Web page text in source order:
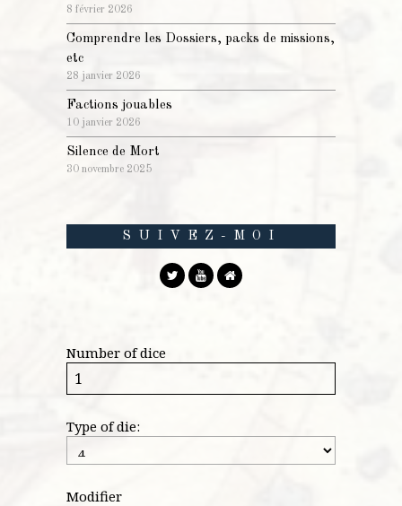
8 février 2026
Comprendre les Dossiers, packs de missions,
etc
28 janvier 2026
Factions jouables
10 janvier 2026
Silence de Mort
30 novembre 2025
SUIVEZ-MOI
Number of dice
Type of die:
Modifier